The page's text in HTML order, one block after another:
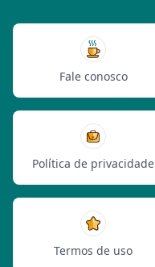
Fale conosco
Política de privacidade
Termos de uso